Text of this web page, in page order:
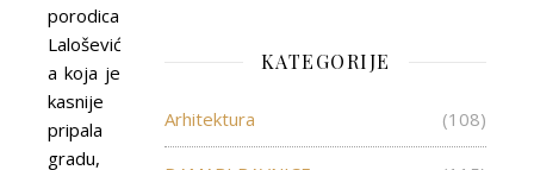
porodica
Lalošević,
a koja je
kasnije
pripala
gradu,
KATEGORIJE
Arhitektura (108)